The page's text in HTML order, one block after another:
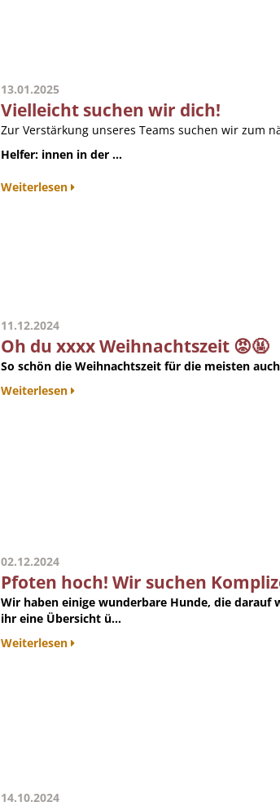
13.01.2025
Vielleicht suchen wir dich!
Zur Verstärkung unseres Teams suchen wir zum
Helfer: innen in der ...
Weiterlesen
11.12.2024
Oh du xxxx Weihnachtszeit 😡🤬
So schön die Weihnachtszeit für die meisten
Weiterlesen
02.12.2024
Pfoten hoch! Wir suchen
Wir haben einige wunderbare Hunde, die
ihr eine Übersicht ü...
Weiterlesen
14.10.2024